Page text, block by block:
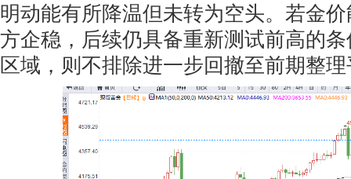
明动能有所降温但未转为空头。若金
方企稳，后续仍具备重新测试前高的
区域，则不排除进一步回撤至前期整